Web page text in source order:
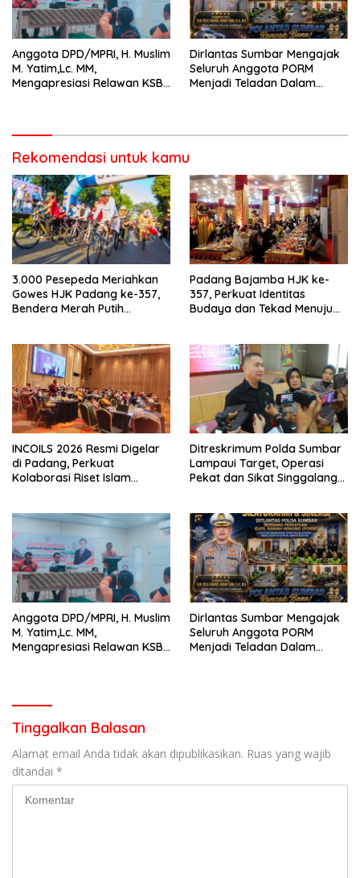
Anggota DPD/MPRI, H. Muslim
M. Yatim,Lc. MM,
Mengapresiasi Relawan KSB
Dirlantas Sumbar Mengajak
Seluruh Anggota PORM
Menjadi Teladan Dalam
Rekomendasi untuk kamu
3.000 Pesepeda Meriahkan
Gowes HJK Padang ke-357,
Bendera Merah Putih
Padang Bajamba HJK ke-
357, Perkuat Identitas
Budaya dan Tekad Menuju
INCOILS 2026 Resmi Digelar
di Padang, Perkuat
Kolaborasi Riset Islam
Ditreskrimum Polda Sumbar
Lampaui Target, Operasi
Pekat dan Sikat Singgalang
Anggota DPD/MPRI, H. Muslim
M. Yatim,Lc. MM,
Mengapresiasi Relawan KSB
Dirlantas Sumbar Mengajak
Seluruh Anggota PORM
Menjadi Teladan Dalam
Tinggalkan Balasan
Alamat email Anda tidak akan dipublikasikan. Ruas yang wajib
ditandai *